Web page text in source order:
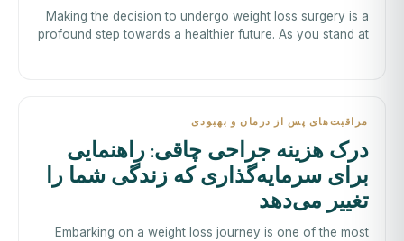
Making the decision to undergo weight loss surgery is a
profound step towards a healthier future. As you stand at
مراقبت‌های پس از درمان و بهبودی
درک هزینه جراحی چاقی: راهنمایی
برای سرمایه‌گذاری که زندگی شما را
تغییر می‌دهد
Embarking on a weight loss journey is one of the most